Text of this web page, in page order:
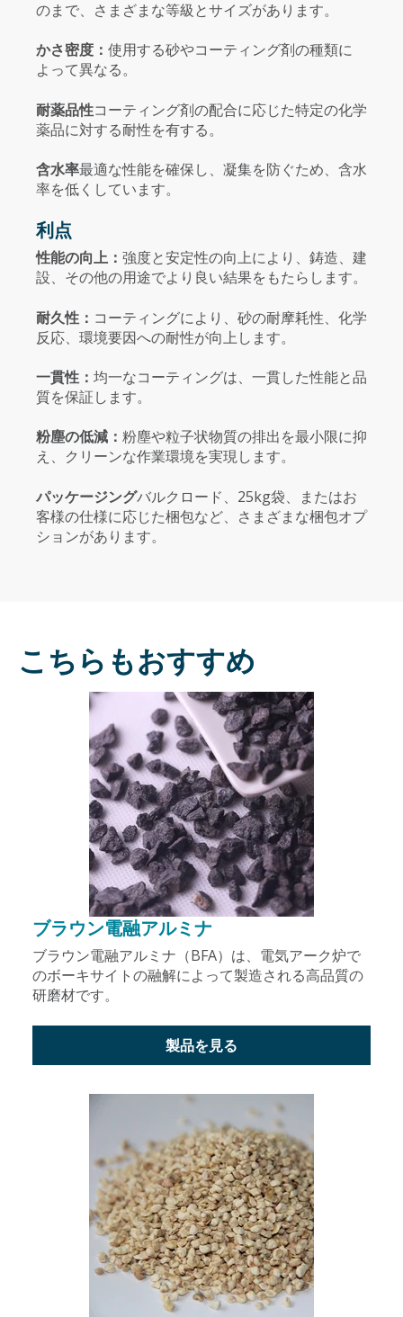
のまで、さまざまな等級とサイズがあります。
かさ密度： 使用する砂やコーティング剤の種類に
よって異なる。
耐薬品性コーティング剤の配合に応じた特定の化学
薬品に対する耐性を有する。
含水率最適な性能を確保し、凝集を防ぐため、含水
率を低くしています。
利点
性能の向上： 強度と安定性の向上により、鋳造、建
設、その他の用途でより良い結果をもたらします。
耐久性： コーティングにより、砂の耐摩耗性、化学
反応、環境要因への耐性が向上します。
一貫性： 均一なコーティングは、一貫した性能と品
質を保証します。
粉塵の低減： 粉塵や粒子状物質の排出を最小限に抑
え、クリーンな作業環境を実現します。
パッケージングバルクロード、25kg袋、またはお
客様の仕様に応じた梱包など、さまざまな梱包オプ
ションがあります。
こちらもおすすめ
ブラウン電融アルミナ
ブラウン電融アルミナ（BFA）は、電気アーク炉で
のボーキサイトの融解によって製造される高品質の
研磨材です。
製品を見る